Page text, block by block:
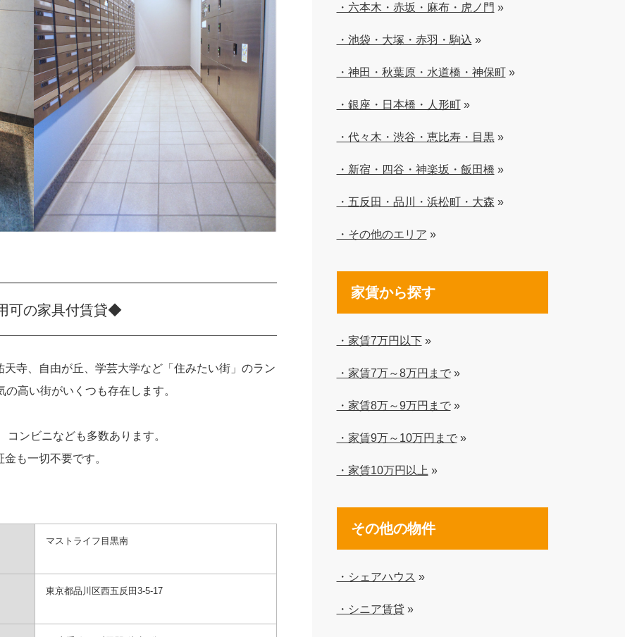
可の家具付賃貸◆
寺、自由が丘、学芸大学など「住みたい街」のラン
高い街がいくつも存在します。
ンビニなども多数あります。
も一切不要です。
マストライフ目黒南
東京都品川区西五反田3-5-17
・六本木・赤坂・麻布・虎ノ門 »
・池袋・大塚・赤羽・駒込 »
・神田・秋葉原・水道橋・神保町»
・銀座・日本橋・人形町»
・代々木・渋谷・恵比寿・目黒»
・新宿・四谷・神楽坂・飯田橋 »
・五反田・品川・浜松町・大森 »
・その他のエリア »
家賃から探す
・家賃7万円以下»
・家賃7万～8万円まで»
・家賃8万～9万円まで»
・家賃9万～10万円まで»
・家賃10万円以上 »
その他の物件
・シェアハウス »
・シニア賃貸»